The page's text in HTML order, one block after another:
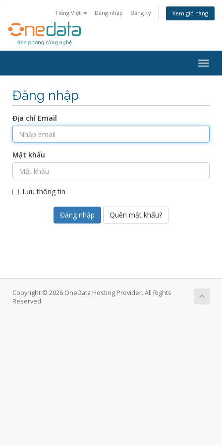
Tiếng Việt Đăng nhập Đăng ký Xem giỏ hàng
Đăng nhập
Địa chỉ Email
Mật khẩu
Lưu thông tin
Quên mật khẩu?
Copyright © 2026 OneData Hosting Provider. All Rights
Reserved.